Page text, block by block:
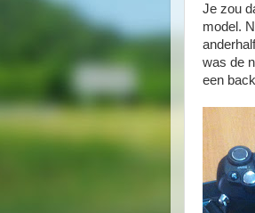
Je zou
model.
was de
een